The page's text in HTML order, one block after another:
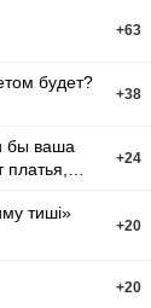
+63
будет?
+38
бы ваша
платья,
+24
тиші»
+20
+20